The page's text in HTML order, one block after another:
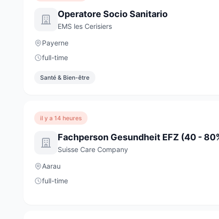
Operatore Socio Sanitario
EMS les Cerisiers
Payerne
full-time
Santé & Bien-être
il y a 14 heures
Fachperson Gesundheit EFZ (40 -
Suisse Care Company
Aarau
full-time